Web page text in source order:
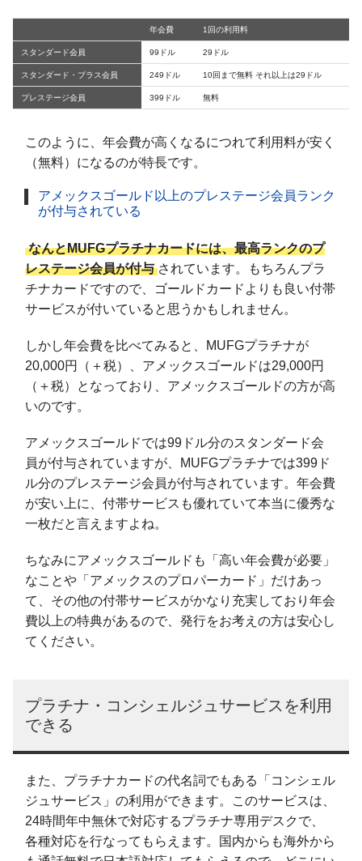
年会費 1回の利用料
スタンダード会員 99ドル 29ドル
スタンダード・プラス会員 249ドル 10回まで無料 それ以上は29ドル
プレステージ会員 399ドル 無料
このように、年会費が高くなるにつれて利用料が安く
（無料）になるのが特長です。
アメックスゴールド以上のプレステージ会員ランク
が付与されている
なんとMUFGプラチナカードには、最高ランクのプ
レステージ会員が付与 されています。もちろんプラ
チナカードですので、ゴールドカードよりも良い付帯
サービスが付いていると思うかもしれません。
しかし年会費を比べてみると、MUFGプラチナが
20,000円（＋税）、アメックスゴールドは29,000円
（＋税）となっており、アメックスゴールドの方が高
いのです。
アメックスゴールドでは99ドル分のスタンダード会
員が付与されていますが、MUFGプラチナでは399ド
ル分のプレステージ会員が付与されています。年会費
が安い上に、付帯サービスも優れていて本当に優秀な
一枚だと言えますよね。
ちなみにアメックスゴールドも「高い年会費が必要」
なことや「アメックスのプロパーカード」だけあっ
て、その他の付帯サービスがかなり充実しており年会
費以上の特典があるので、発行をお考えの方は安心し
てください。
プラチナ・コンシェルジュサービスを利用
できる
また、プラチナカードの代名詞でもある「コンシェル
ジュサービス」の利用ができます。このサービスは、
24時間年中無休で対応するプラチナ専用デスクで、
各種対応を行なってもらえます。国内からも海外から